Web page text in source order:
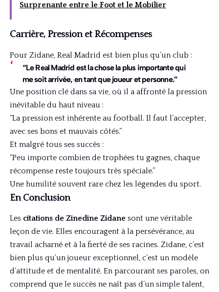
Surprenante entre le Foot et le Mobilier
Carrière, Pression et Récompenses
Pour Zidane, Real Madrid est bien plus qu’un club :
“Le Real Madrid est la chose la plus importante qui
me soit arrivée, en tant que joueur et personne.”
Une position clé dans sa vie, où il a affronté la pression
inévitable du haut niveau :
“La pression est inhérente au football. Il faut l’accepter,
avec ses bons et mauvais côtés.”
Et malgré tous ses succès :
“Peu importe combien de trophées tu gagnes, chaque
récompense reste toujours très spéciale.”
Une humilité souvent rare chez les légendes du sport.
En Conclusion
Les citations de Zinedine Zidane sont une véritable
leçon de vie. Elles encouragent à la persévérance, au
travail acharné et à la fierté de ses racines. Zidane, c’est
bien plus qu’un joueur exceptionnel, c’est un modèle
d’attitude et de mentalité. En parcourant ses paroles, on
comprend que le succès ne naît pas d’un simple talent,